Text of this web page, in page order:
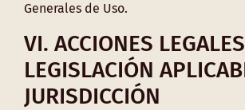
Generales de Uso.
VI. ACCIONES
LEGISLACIÓN
JURISDICCIÓN